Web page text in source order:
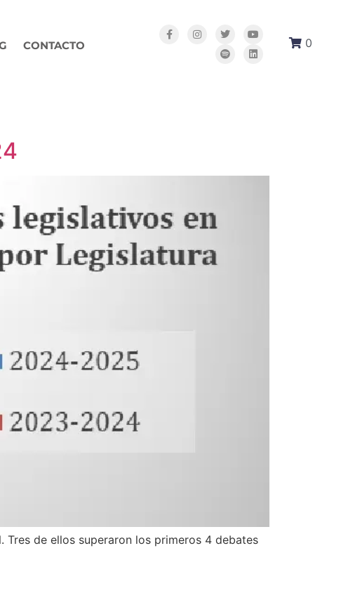
CONTACTO 0
de ellos superaron los primeros 4 debates